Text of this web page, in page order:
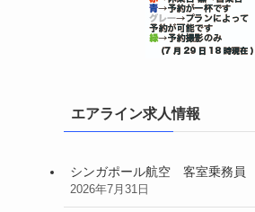
エアライン求人情報
シンガポール航空 客室乗務員
2026年7月31日